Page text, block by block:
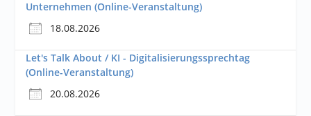
Unternehmen (Online-Veranstaltung)
18.08.2026
Let's Talk About / KI - Digitalisierungssprechtag
(Online-Veranstaltung)
20.08.2026